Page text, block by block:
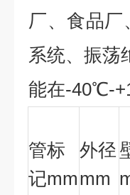
厂、食品
系统、振荡
能在-40℃-
管标
记mm
外径
mm